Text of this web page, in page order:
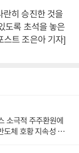
란히 승진한 것을
도록 초석을 놓은
스트 조은아 기자]
소극적 주주환원에
도체 호황 지속성 의